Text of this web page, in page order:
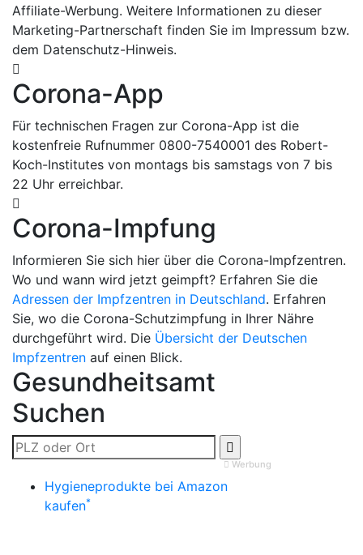
Affiliate-Werbung. Weitere Informationen zu dieser
Marketing-Partnerschaft finden Sie im Impressum bzw.
dem Datenschutz-Hinweis.
Corona-App
Für technischen Fragen zur Corona-App ist die
kostenfreie Rufnummer 0800-7540001 des Robert-
Koch-Institutes von montags bis samstags von 7 bis
22 Uhr erreichbar.
Corona-Impfung
Informieren Sie sich hier über die Corona-Impfzentren.
Wo und wann wird jetzt geimpft? Erfahren Sie die
Adressen der Impfzentren in Deutschland. Erfahren
Sie, wo die Corona-Schutzimpfung in Ihrer Nähre
durchgeführt wird. Die Übersicht der Deutschen
Impfzentren auf einen Blick.
Gesundheitsamt
Suchen
Werbung
Hygieneprodukte bei Amazon
kaufen*